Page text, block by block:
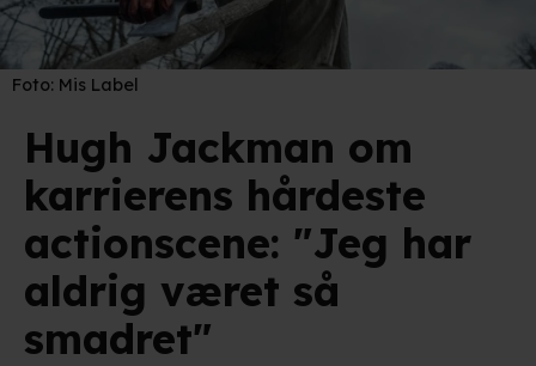
Foto: Mis Label
Hugh Jackman om
karrierens hårdeste
actionscene: "Jeg har
aldrig været så
smadret"